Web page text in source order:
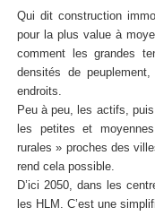
Qui dit construction
pour la plus value à
comment les grandes
densités de
endroits.
Peu à peu, les actifs,
les petites et
rurales » proches des
rend cela possible.
D’ici 2050, dans les
les HLM. C’est une